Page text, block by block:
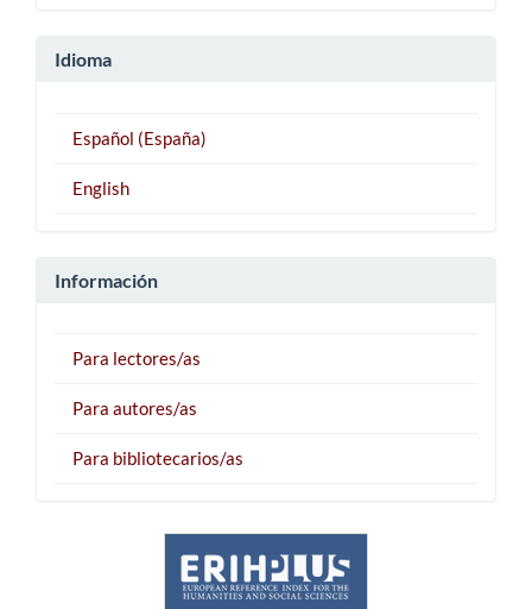
Idioma
Español (España)
English
Información
Para lectores/as
Para autores/as
Para bibliotecarios/as